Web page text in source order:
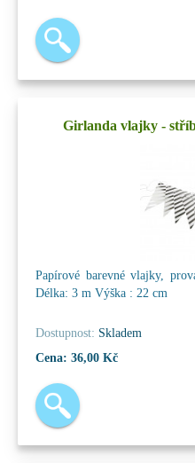
Girlanda vlajky -
Papírové barevné vlajky,
Délka: 3 m Výška : 22 cm
Dostupnost: Skladem
Cena: 36,00 Kč